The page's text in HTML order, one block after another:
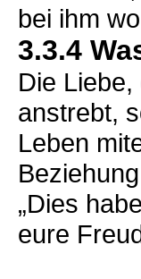
bei ihm
3.3.4
Die
anstrebt,
Leben
„Dies
eure